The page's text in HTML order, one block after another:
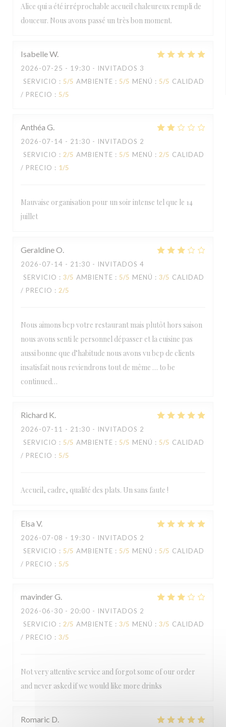
Alice qui a été irréprochable accueil chaleureux rempli de
douceur. Nous avons passé un très bon moment.
IsabelleW
2026-07-25 - 19:30 - INVITADOS 3
SERVICIO : 5/5 AMBIENTE : 5/5 MENÚ : 5/5 CALIDAD
/ PRECIO : 5/5
Anthéa G
2026-07-14 - 21:30 - INVITADOS 2
SERVICIO : 2/5 AMBIENTE : 5/5 MENÚ : 2/5 CALIDAD
/ PRECIO : 1/5
Mauvaise organisation pour un soir intense tel que le 14
juillet
GeraldineO
2026-07-14 - 21:30 - INVITADOS 4
SERVICIO : 3/5 AMBIENTE : 5/5 MENÚ : 3/5 CALIDAD
/ PRECIO : 2/5
Nous aimons bcp votre restaurant mais plutôt hors saison
nous avons senti le personnel dépasser et la cuisine pas
aussi bonne que d’habitude nous avons vu bcp de clients
insatisfait nous reviendrons tout de même … to be
continued…
Richard K
2026-07-11 - 21:30 - INVITADOS 2
SERVICIO : 5/5 AMBIENTE : 5/5 MENÚ : 5/5 CALIDAD
/ PRECIO : 5/5
Accueil, cadre, qualité des plats. Un sans faute !
Elsa V
2026-07-08 - 19:30 - INVITADOS 2
SERVICIO : 5/5 AMBIENTE : 5/5 MENÚ : 5/5 CALIDAD
/ PRECIO : 5/5
mavinderG
2026-06-30 - 20:00 - INVITADOS 2
SERVICIO : 2/5 AMBIENTE : 3/5 MENÚ : 3/5 CALIDAD
/ PRECIO : 3/5
Not very attentive service and forgot some of our order
and never asked if we would like more drinks
Romaric D